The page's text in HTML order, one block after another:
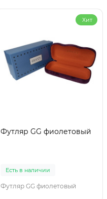
Хит
Футляр GG фиолетовый
Есть в наличии
Футляр GG фиолетовый